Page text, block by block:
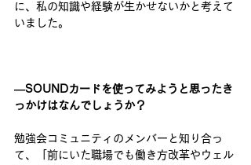
に、私の知識や経験が生かせないかと考えて
いました。
―SOUNDカードを使ってみようと思ったき
っかけはなんでしょうか？
勉強会コミュニティのメンバーと知り合っ
て、「前にいた職場でも働き方改革やウェル